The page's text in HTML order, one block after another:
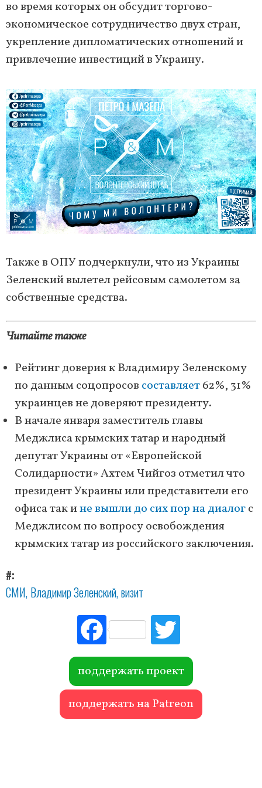
во время которых он обсудит торгово-
экономическое сотрудничество двух стран,
укрепление дипломатических отношений и
привлечение инвестиций в Украину.
Также в ОПУ подчеркнули, что из Украины
Зеленский вылетел рейсовым самолетом за
собственные средства.
Читайте также
Рейтинг доверия к Владимиру Зеленскому
по данным соцопросов составляет62%, 31%
украинцев не доверяют президенту.
В начале января заместитель главы
Меджлиса крымских татар и народный
депутат Украины от «Европейской
Солидарности» Ахтем Чийгоз отметил что
президент Украины или представители его
офиса так ине вышли до сих пор на диалогс
Меджлисом по вопросу освобождения
крымских татар из российского заключения.
#
СМИ Владимир Зеленский визит
Fac
ebo
ok r
поддержать проект
поддержать на Patreon